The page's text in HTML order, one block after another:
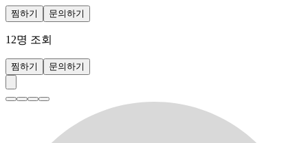
찜하기 문의하기
12명 조회
찜하기 문의하기